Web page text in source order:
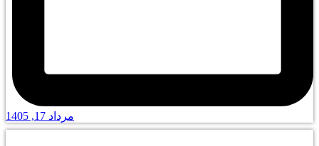
مرداد 17, 1405